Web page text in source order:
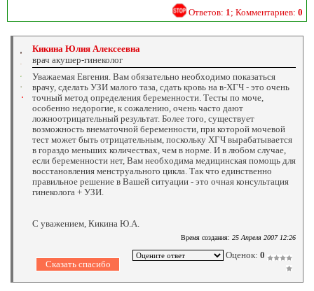
Ответов: 1 ; Комментариев: 0
Кикина Юлия Алексеевна
врач акушер-гинеколог
Уважаемая Евгения. Вам обязательно необходимо показаться
врачу, сделать УЗИ малого таза, сдать кровь на в-ХГЧ - это очень
точный метод определения беременности. Тесты по моче,
особенно недорогие, к сожалению, очень часто дают
ложноотрицательный результат. Более того, существует
возможность внематочной беременности, при которой мочевой
тест может быть отрицательным, поскольку ХГЧ вырабатывается
в гораздо меньших количествах, чем в норме. И в любом случае,
если беременности нет, Вам необходима медицинская помощь для
восстановления менструального цикла. Так что единственно
правильное решение в Вашей ситуации - это очная консультация
гинеколога + УЗИ.
С уважением, Кикина Ю.А.
Время создания: 25 Апреля 2007 12:26
Оценок: 0